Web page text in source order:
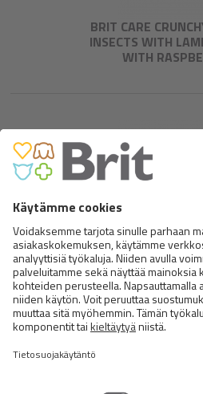
BRIT CARE
INSECTS WITH
WITH
BRIT DENTAL
GUMS WITH
SAGE​